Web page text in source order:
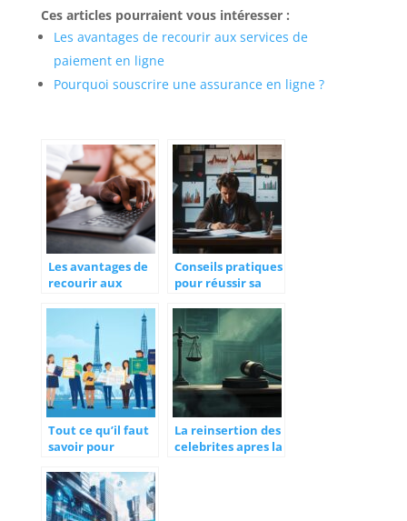
Ces articles pourraient vous intéresser :
Les avantages de recourir aux services de
paiement en ligne
Pourquoi souscrire une assurance en ligne ?
Les avantages de
recourir aux
paiement en ligne
Conseils pratiques
pour réussir sa
Tout ce qu’il faut
savoir pour
France :
démarches et
conseils pratiques
La reinsertion des
celebrites apres la